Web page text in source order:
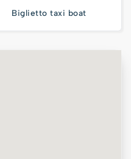
Biglietto taxi boat